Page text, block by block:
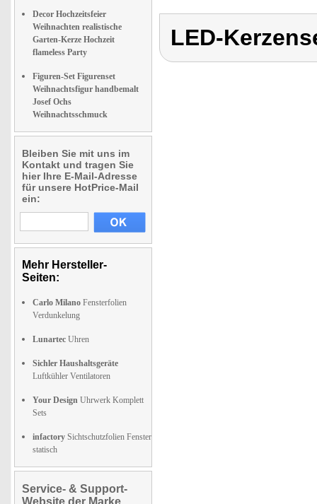
Decor Hochzeitsfeier
Weihnachten realistische
Garten-Kerze Hochzeit
flameless Party
Figuren-Set Figurenset
Weihnachtsfigur handbemalt
Josef Ochs
Weihnachtsschmuck
Bleiben Sie mit uns im
Kontakt und tragen Sie
hier Ihre E-Mail-Adresse
für unsere HotPrice-Mail
ein:
Mehr Hersteller-
Seiten:
Carlo Milano Fensterfolien
Verdunkelung
Lunartec Uhren
Sichler Haushaltsgeräte
Luftkühler Ventilatoren
Your Design Uhrwerk Komplett
Sets
infactory Sichtschutzfolien Fenster
statisch
Service- & Support-
Website der Marke
LED-